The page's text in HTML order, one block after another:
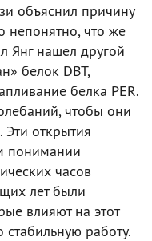
объяснил причину
непонятно, что же
Янг нашел другой
белок DBT,
белка PER.
чтобы они
открытия
понимании
часов
лет были
влияют на этот
работу.